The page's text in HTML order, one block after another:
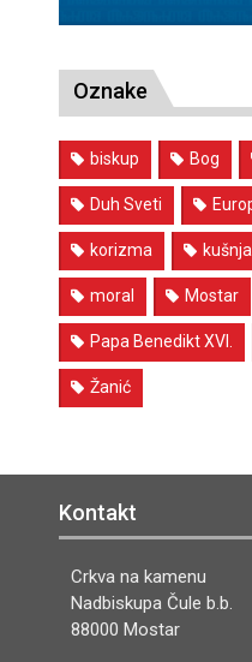
Oznake
biskup Bog
Duh Sveti
korizma kušnja
moral Mostar
Papa Benedikt XVI.
Žanić
Kontakt
Crkva na kamenu
Nadbiskupa Čule b.b.
88000 Mostar